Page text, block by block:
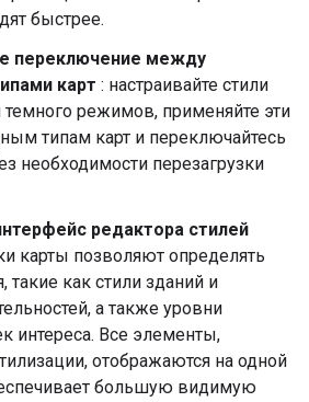
быстрее.
переключение между
карт : настраивайте стили
темного режимов, применяйте эти
типам карт и переключайтесь
необходимости перезагрузки
редактора стилей
карты позволяют определять
такие как стили зданий и
а также уровни
интереса. Все элементы,
отображаются на одной
большую видимую